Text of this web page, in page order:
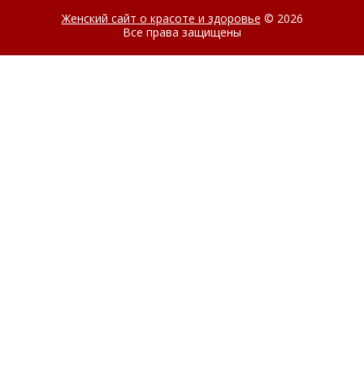
Женский сайт о красоте и здоровье © 2026
Все права защищены